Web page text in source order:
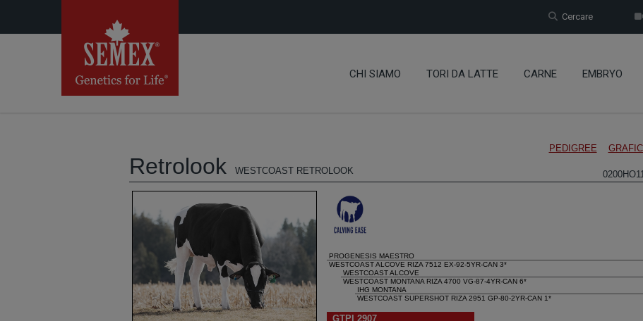
Cercare
CHI SIAMO TORI DA LATTE CARNE EMBRYO